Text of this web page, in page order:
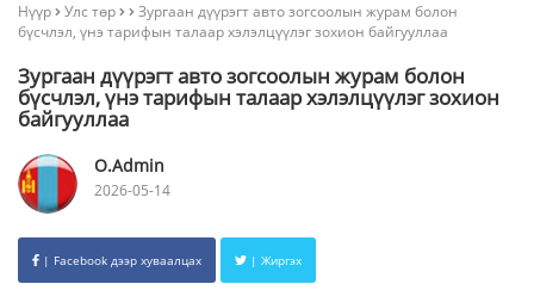
Нүүр Улс төр
Зургаан дүүрэгт авто зогсоолын журам болон
бүсчлэл, үнэ тарифын талаар хэлэлцүүлэг зохион байгууллаа
Зургаан дүүрэгт авто зогсоолын журам болон
бүсчлэл, үнэ тарифын талаар хэлэлцүүлэг зохион
байгууллаа
O.Admin
2026-05-14
| Facebook дээр хуваалцах | Жиргэх